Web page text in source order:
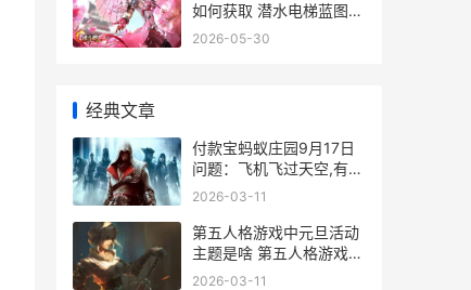
如何获取 潜水电梯蓝图获
取策略 深海迷航2潜水服
2026-05-30
经典文章
​付款宝蚂蚁庄园9月17日
问题：飞机飞过天空,有时
会留下一道白烟,这其实是
2026-03-11
第五人格游戏中元旦活动
主题是啥 第五人格游戏中
的图片
2026-03-11